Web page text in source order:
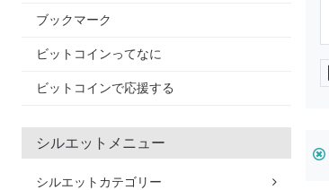
ブックマーク
ビットコインってなに
ビットコインで応援する
シルエットメニュー
シルエットカテゴリー